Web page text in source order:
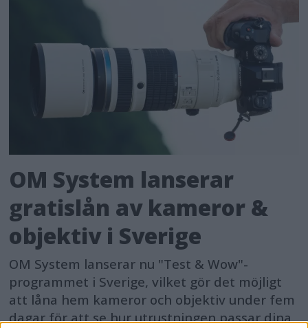
OM System lanserar
gratislån av kameror &
objektiv i Sverige
OM System lanserar nu "Test & Wow"-
programmet i Sverige, vilket gör det möjligt
att låna hem kameror och objektiv under fem
dagar för att se hur utrustningen passar dina